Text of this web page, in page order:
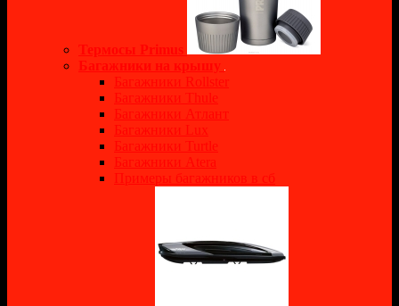
Термосы Primus
Багажники на крышу
Багажники Rollster
Багажники Thule
Багажники Атлант
Багажники Lux
Багажники Turtle
Багажники Atera
Примеры багажников в сб